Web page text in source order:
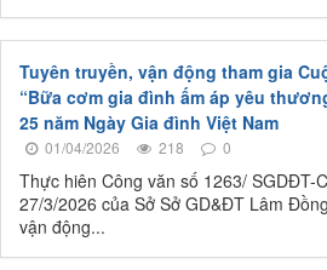
Tuyên truyền, vận động tham gia
“Bữa cơm gia đình ấm áp yêu
25 năm Ngày Gia đình Việt Nam
01/04/2026 218 0
Thực hiên Công văn số 1263/ SGDĐT-
27/3/2026 của Sở Sở GD&ĐT Lâm
vận động...